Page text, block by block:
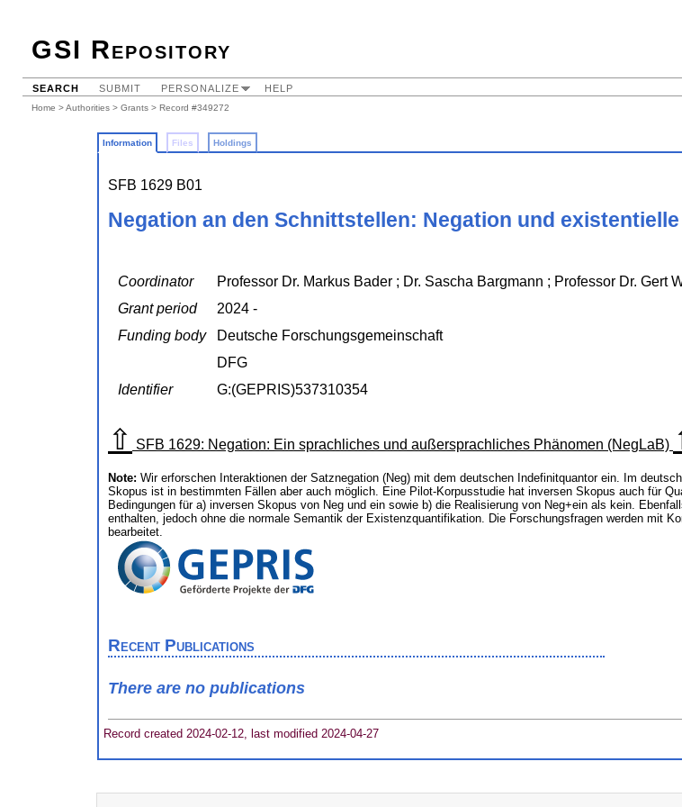
GSI Repository
SEARCH SUBMIT PERSONALIZE HELP
Home >Authorities > Grants > Record #349272
Information Files Holdings
SFB 1629 B01
Negation an den Schnittstellen: Negation und
Coordinator
Professor Dr. Markus Bader ; Dr. Sascha Bargmann ; Professor Dr. Gert
Grant period
2024 -
Funding body
Deutsche Forschungsgemeinschaft
DFG
Identifier
G:(GEPRIS)537310354
⇧ SFB 1629: Negation: Ein sprachliches und außersprachliches Phänomen (NegLaB)
Note: Wir erforschen Interaktionen der Satznegation (Neg) mit dem deutschen Indefinitquantor ein. Im
Skopus ist in bestimmten Fällen aber auch möglich. Eine Pilot-Korpusstudie hat inversen Skopus auch für
Bedingungen für a) inversen Skopus von Neg und ein sowie b) die Realisierung von Neg+ein als kein.
enthalten, jedoch ohne die normale Semantik der Existenzquantifikation. Die Forschungsfragen werden mit
bearbeitet.
Recent Publications
There are no publications
Record created 2024-02-12, last modified 2024-04-27